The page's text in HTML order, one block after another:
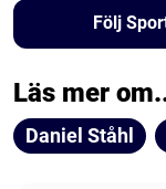
Följ
Läs mer
Daniel Ståhl